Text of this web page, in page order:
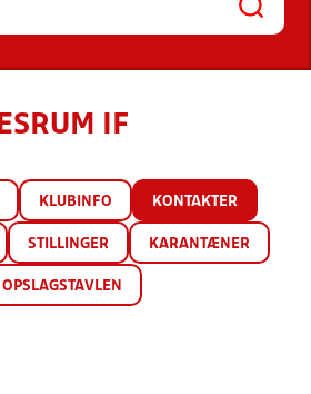
ESRUM IF
KLUBINFO KONTAKTER
STILLINGER KARANTÆNER
OPSLAGSTAVLEN